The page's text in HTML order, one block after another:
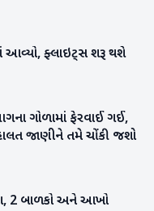
આવ્યો, ફ્લાઇટ્સ શરૂ થશે
ગોળામાં ફેરવાઈ ગઈ,
જાણીને તમે ચોંકી જશો
2 બાળકો અને આખો